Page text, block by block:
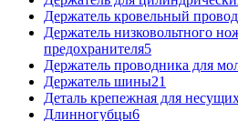
Держатель кровельный
Держатель низковольтного
предохранителя5
Держатель проводника для
Держатель шины21
Деталь крепежная для
Длинногубцы6